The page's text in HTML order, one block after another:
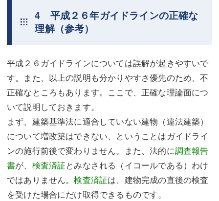
4 平成２６年ガイドラインの正確な
理解（参考）
平成２６ガイドラインについては誤解が起きやすいで
す。また、以上の説明も分かりやすさ優先のため、不
正確なところもあります。ここで、正確な理論面につ
いて説明しておきます。
まず、建築基準法に適合していない建物（違法建築）
について増改築はできない、ということはガイドライ
ンの施行前後で変わりません。また、法的に調査報告
書が、 検査済証とみなされる（イコールである）わけ
ではありません。検査済証は、建物完成の直後の検査
を受けた場合にだけ取得できるものです。